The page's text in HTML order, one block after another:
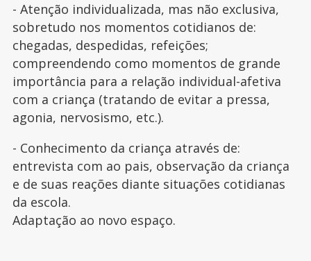
- Atenção individualizada, mas não exclusiva,
sobretudo nos momentos cotidianos de:
chegadas, despedidas, refeições;
compreendendo como momentos de grande
importância para a relação individual-afetiva
com a criança (tratando de evitar a pressa,
agonia, nervosismo, etc.).
- Conhecimento da criança através de:
entrevista com ao pais, observação da criança
e de suas reações diante situações cotidianas
da escola.
Adaptação ao novo espaço.